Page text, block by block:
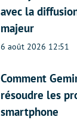
avec la
majeur
6 août 2026 12:51
Comment
résoudre les
smartphone